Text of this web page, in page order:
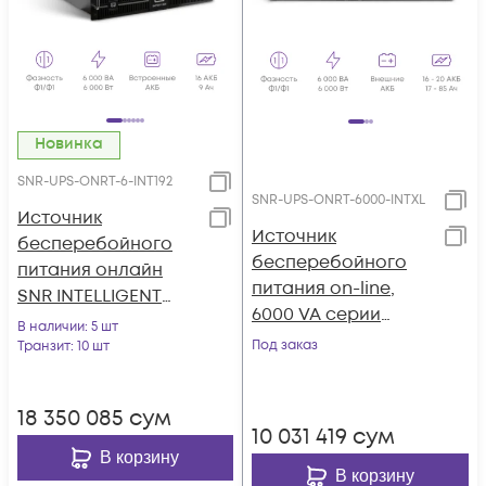
Новинка
SNR-UPS-ONRT-6-INT192
Источник
бесперебойного
питания онлайн
SNR INTELLIGENT
6кВА/6кВт, 1ф:1ф,
192В(DC) (16x9Ач)
В наличии: 5 шт
Транзит: 10 шт
18 350 085 сум
В корзину
SNR-UPS-ONRT-6000-INTXL
Источник
бесперебойного
питания on-line,
6000 VA серии
Intelligent, без АКБ
Под заказ
10 031 419 сум
В корзину